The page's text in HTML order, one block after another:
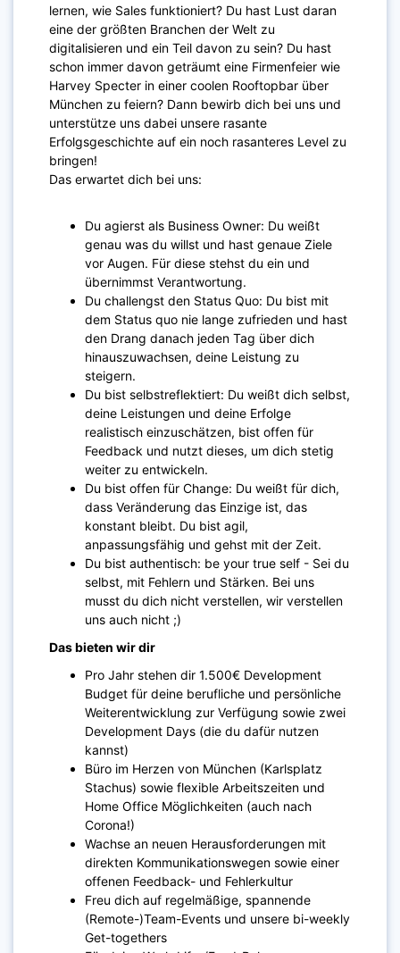
lernen, wie Sales funktioniert? Du hast Lust daran
eine der größten Branchen der Welt zu
digitalisieren und ein Teil davon zu sein? Du hast
schon immer davon geträumt eine Firmenfeier wie
Harvey Specter in einer coolen Rooftopbar über
München zu feiern? Dann bewirb dich bei uns und
unterstütze uns dabei unsere rasante
Erfolgsgeschichte auf ein noch rasanteres Level zu
bringen!
Das erwartet dich bei uns:
Du agierst als Business Owner: Du weißt
genau was du willst und hast genaue Ziele
vor Augen. Für diese stehst du ein und
übernimmst Verantwortung.
Du challengst den Status Quo: Du bist mit
dem Status quo nie lange zufrieden und hast
den Drang danach jeden Tag über dich
hinauszuwachsen, deine Leistung zu
steigern.
Du bist selbstreflektiert: Du weißt dich selbst,
deine Leistungen und deine Erfolge
realistisch einzuschätzen, bist offen für
Feedback und nutzt dieses, um dich stetig
weiter zu entwickeln.
Du bist offen für Change: Du weißt für dich,
dass Veränderung das Einzige ist, das
konstant bleibt. Du bist agil,
anpassungsfähig und gehst mit der Zeit.
Du bist authentisch: be your true self - Sei du
selbst, mit Fehlern und Stärken. Bei uns
musst du dich nicht verstellen, wir verstellen
uns auch nicht ;)
Das bieten wir dir
Pro Jahr stehen dir 1.500€ Development
Budget für deine berufliche und persönliche
Weiterentwicklung zur Verfügung sowie zwei
Development Days (die du dafür nutzen
kannst)
Büro im Herzen von München (Karlsplatz
Stachus) sowie flexible Arbeitszeiten und
Home Office Möglichkeiten (auch nach
Corona!)
Wachse an neuen Herausforderungen mit
direkten Kommunikationswegen sowie einer
offenen Feedback- und Fehlerkultur
Freu dich auf regelmäßige, spannende
(Remote-)Team-Events und unsere bi-weekly
Get-togethers